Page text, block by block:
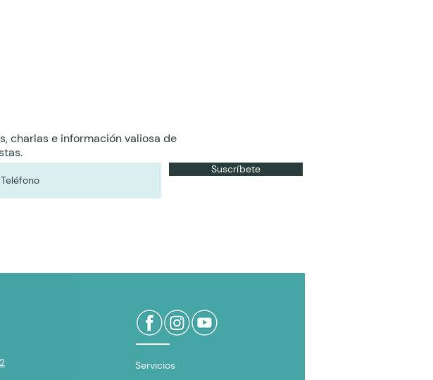
charlas e información valiosa de
Suscríbete
Servicios